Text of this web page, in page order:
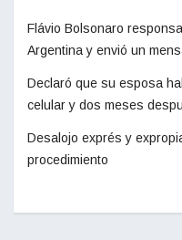
Flávio Bolsonaro
Argentina y envió un
Declaró que su esposa
celular y dos meses
Desalojo exprés y
procedimiento